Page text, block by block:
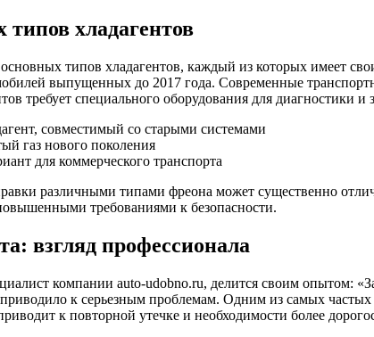
хладагентов
типов хладагентов, каждый из которых имеет
выпущенных до 2017 года. Современные
требует специального оборудования для диагностики и
совместимый со старыми системами
газ нового поколения
для коммерческого транспорта
различными типами фреона может существенно
требованиями к безопасности.
взгляд профессионала
компании auto-udobno.ru, делится своим опытом:
к серьезным проблемам. Одним из самых
к повторной утечке и необходимости более